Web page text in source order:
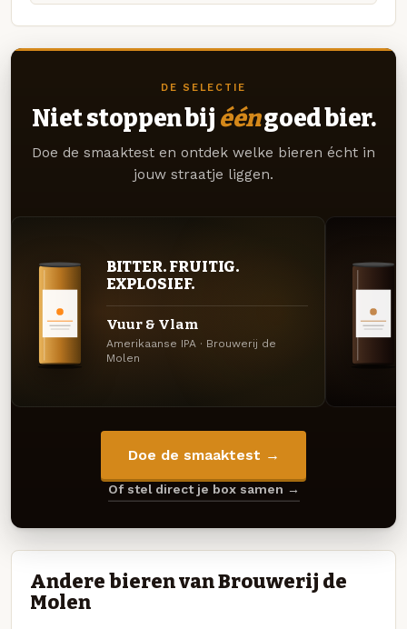
DE SELECTIE
Niet stoppen bij ééngoed bier.
Doe de smaaktest en ontdek welke bieren écht in
jouw straatje liggen.
BITTER. FRUITIG.
EXPLOSIEF.
Vuur & Vlam
Amerikaanse IPA · Brouwerij de
Molen
Doe de smaaktest →
Of stel direct je box samen →
Andere bieren van Brouwerij de
Molen